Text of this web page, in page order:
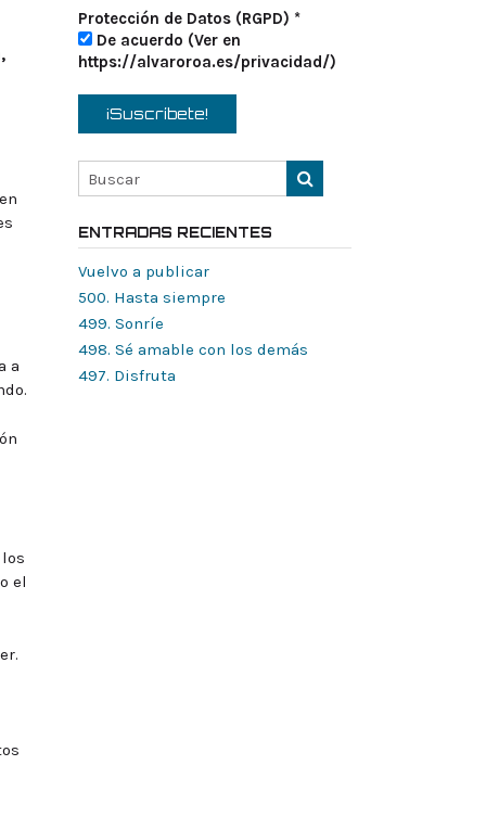
a
el
Protección de Datos (RGPD) *
De acuerdo (Ver en
https://alvaroroa.es/privacidad/)
ENTRADAS RECIENTES
Vuelvo a publicar
500. Hasta siempre
499. Sonríe
498. Sé amable con los demás
497. Disfruta